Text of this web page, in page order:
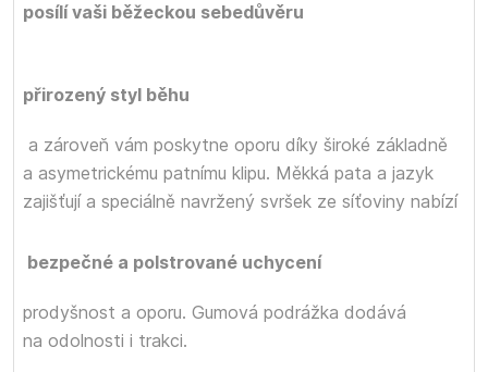
posílí vaši běžeckou sebedůvěru
přirozený styl běhu
a zároveň vám poskytne oporu díky široké základně
a asymetrickému patnímu klipu. Měkká pata a jazyk
zajišťují
bezpečné a polstrované uchycení
a speciálně navržený svršek ze síťoviny nabízí
prodyšnost a oporu. Gumová podrážka dodává
na odolnosti i trakci.